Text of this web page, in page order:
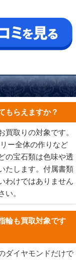
もらえますか？
買取りの対象です。
ー全体の作りなど
の宝石類は色味や透
たします。付属書類
わけではありません
い。
輪も買取対象です
ダイヤモンドだけで